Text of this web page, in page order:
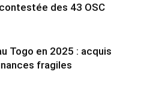
des 43 OSC
Togo en 2025 : acquis
fragiles